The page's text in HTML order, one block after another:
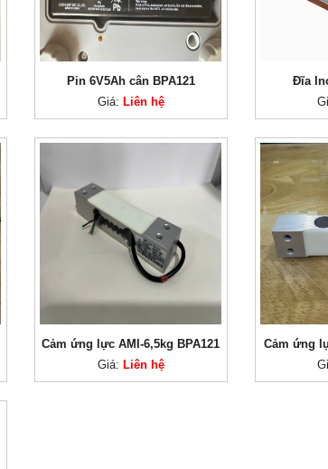
Pin 6V5Ah cân BPA121
Giá: Liên hệ
Đĩa
Cảm ứng lực AMI-6,5kg BPA121
Giá: Liên hệ
Cảm ứng